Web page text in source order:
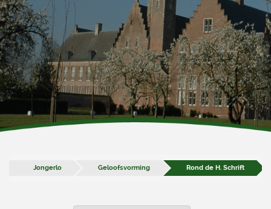
Jongerlo Geloofsvorming Rond de H. Schrift